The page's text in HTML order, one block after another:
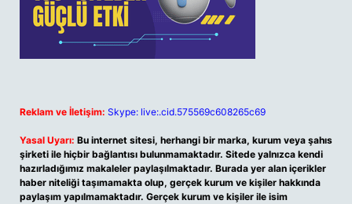
Reklam ve İletişim: Skype: live:.cid.575569c608265c69
Yasal Uyarı: Bu internet sitesi, herhangi bir marka, kurum veya şahıs
şirketi ile hiçbir bağlantısı bulunmamaktadır. Sitede yalnızca kendi
hazırladığımız makaleler paylaşılmaktadır. Burada yer alan içerikler
haber niteliği taşımamakta olup, gerçek kurum ve kişiler hakkında
paylaşım yapılmamaktadır. Gerçek kurum ve kişiler ile isim